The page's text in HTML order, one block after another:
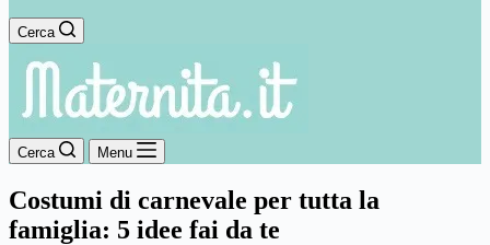
Cerca
Cerca Menu
Costumi di carnevale per tutta la
famiglia: 5 idee fai da te